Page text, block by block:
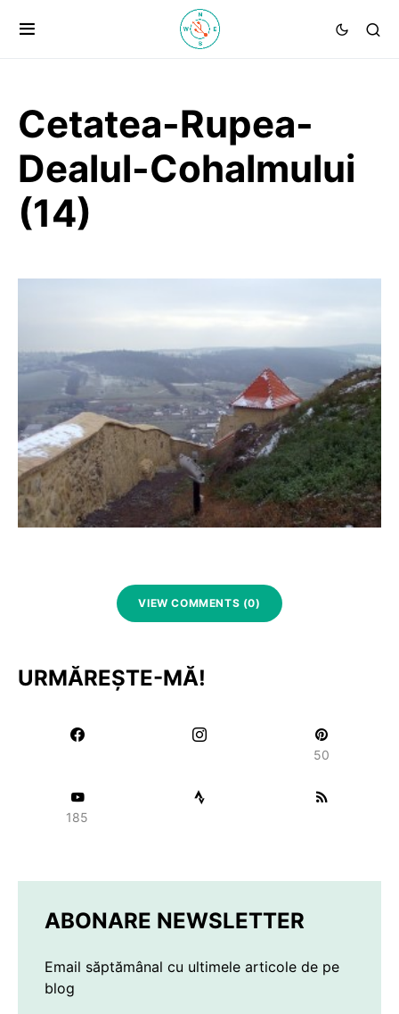
Cetatea-Rupea-
Dealul-Cohalmului
(14)
VIEW COMMENTS (0)
URMĂREȘTE-MĂ!
50
185
ABONARE NEWSLETTER
Email săptămânal cu ultimele articole de pe
blog